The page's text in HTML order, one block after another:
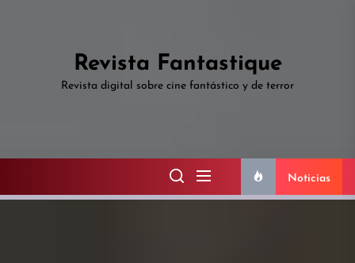
Revista Fantastique
Revista digital sobre cine fantástico y de terror
Noticias